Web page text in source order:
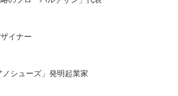
イナー
シューズ」発明起業家